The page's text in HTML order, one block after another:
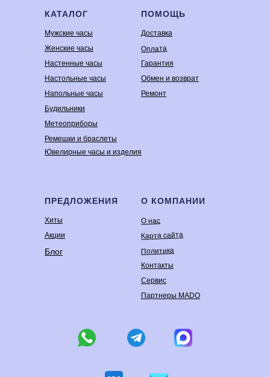
КАТАЛОГ
Мужские часы
Женские часы
Настенные часы
Настольные часы
Напольные часы
Будильники
Метеоприборы
Ремешки и браслеты
Ювелирные часы и изделия
ПРЕДЛОЖЕНИЯ
Хиты
Акции
Блог
ПОМОЩЬ
Доставка
Оплата
Гарантия
Обмен и возврат
Ремонт
О КОМПАНИИ
О нас
Карта сайта
Политика
Контакты
Сервис
Партнеры MADO